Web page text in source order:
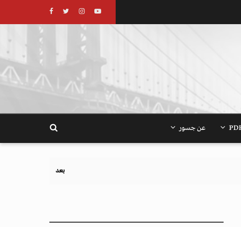
عن جسور
بعد تحذيرات أوروبية.. كيف يهدد نظام الغذاء